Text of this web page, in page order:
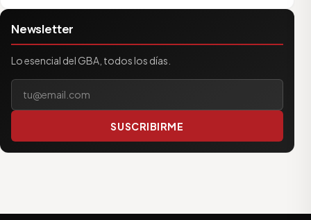
Newsletter
Lo esencial del GBA, todos los días.
Tu correo electrónico
SUSCRIBIRME